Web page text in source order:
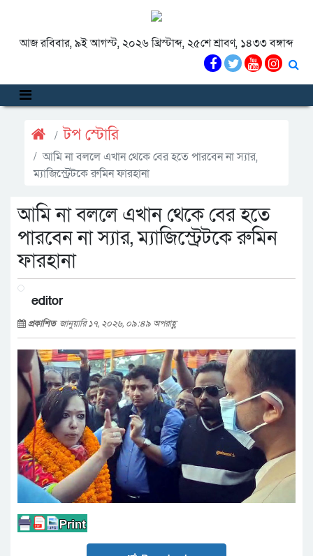
আজ রবিবার, ৯ই আগস্ট, ২০২৬ খ্রিস্টাব্দ, ২৫শে শ্রাবণ, ১৪৩৩ বঙ্গাব্দ
টপ স্টোরি
আমি না বললে এখান থেকে বের হতে পারবেন না স্যার,
ম্যাজিস্ট্রেটকে রুমিন ফারহানা
আমি না বললে এখান থেকে বের হতে
পারবেন না স্যার, ম্যাজিস্ট্রেটকে রুমিন
ফারহানা
editor
প্রকাশিত জানুয়ারি ১৭, ২০২৬, ০৯:৪৯ অপরাহ্ণ